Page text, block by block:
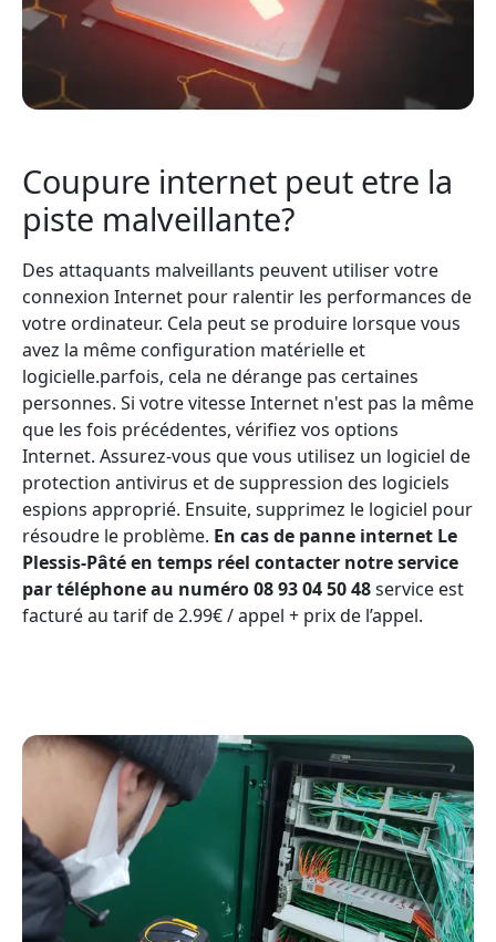
Coupure internet peut etre la
piste malveillante?
Des attaquants malveillants peuvent utiliser votre
connexion Internet pour ralentir les performances de
votre ordinateur. Cela peut se produire lorsque vous
avez la même configuration matérielle et
logicielle.parfois, cela ne dérange pas certaines
personnes. Si votre vitesse Internet n'est pas la même
que les fois précédentes, vérifiez vos options
Internet. Assurez-vous que vous utilisez un logiciel de
protection antivirus et de suppression des logiciels
espions approprié. Ensuite, supprimez le logiciel pour
résoudre le problème. En cas de panne internet Le
Plessis-Pâté en temps réel contacter notre service
par téléphone au numéro 08 93 04 50 48service est
facturé au tarif de 2.99€ / appel + prix de l’appel.